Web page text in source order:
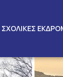
ΣΧΟΛΙΚΕΣ